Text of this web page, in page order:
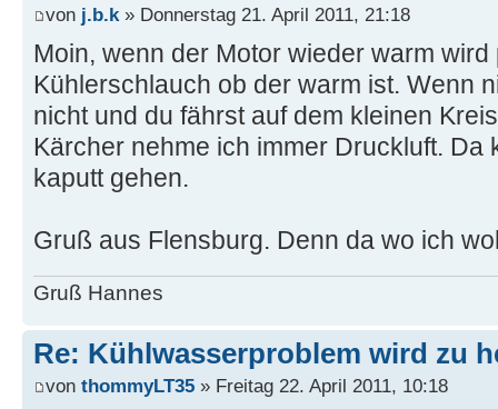
von j.b.k» Donnerstag 21. April 2011, 21:18
Moin, wenn der Motor wieder warm
Kühlerschlauch ob der warm ist. Wenn
nicht und du fährst auf dem kleinen
Kärcher nehme ich immer Druckluft. Da
kaputt gehen.
Gruß aus Flensburg. Denn da wo ich
Gruß Hannes
Re: Kühlwasserproblem wird zu
von thommyLT35 » Freitag 22. April 2011, 10:18